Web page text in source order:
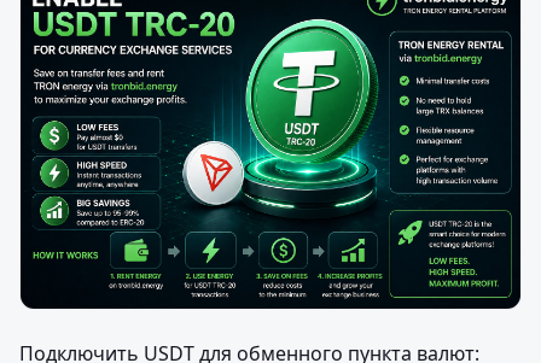
Подключить USDT для обменного пункта валют: